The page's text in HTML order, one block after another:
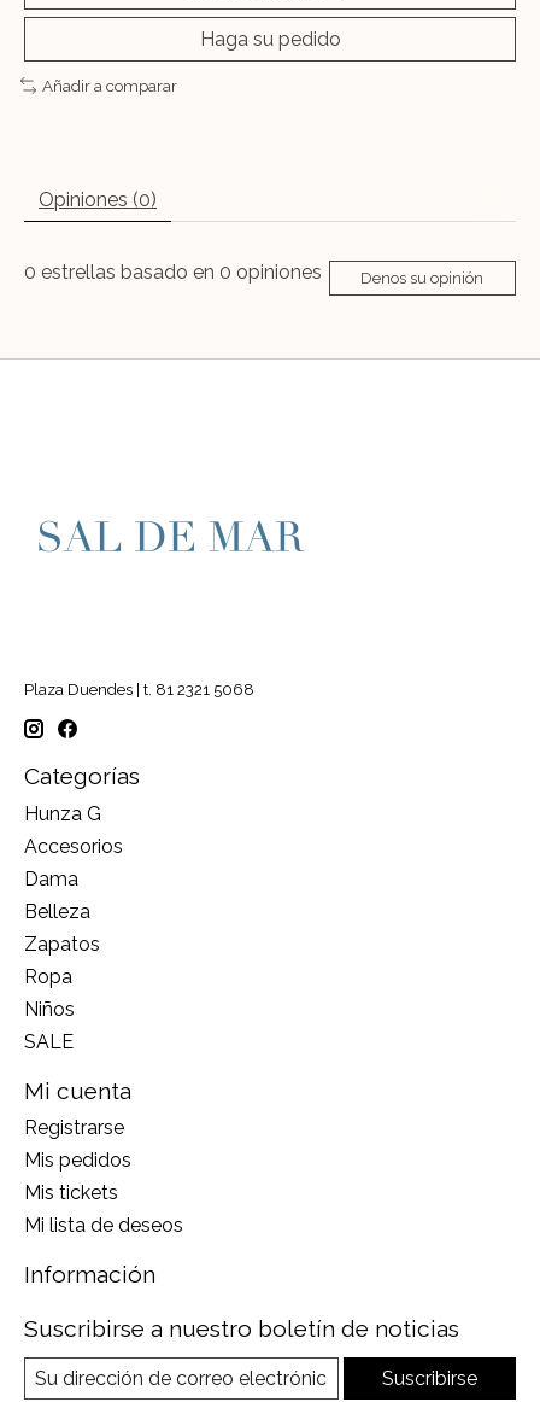
Haga su pedido
Añadir a comparar
Opiniones (0)
0 estrellas basado en 0 opiniones Denos su opinión
Plaza Duendes | t. 81 2321 5068
Categorías
Hunza G
Accesorios
Dama
Belleza
Zapatos
Ropa
Niños
SALE
Mi cuenta
Registrarse
Mis pedidos
Mis tickets
Mi lista de deseos
Información
Suscribirse a nuestro boletín de noticias
Suscribirse